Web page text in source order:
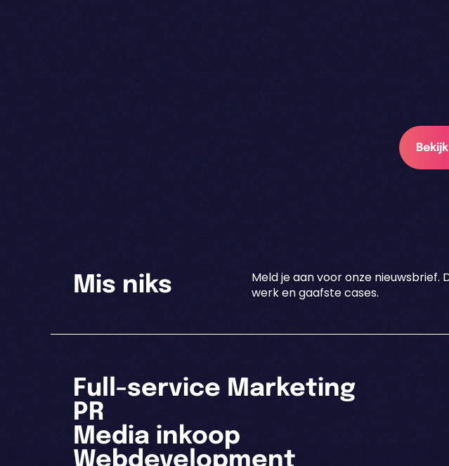
Mis niks
Meld je aan voor onze nieuwsbrief.
werk en gaafste cases.
Full-service Marketing
PR
Media inkoop
Webdevelopment